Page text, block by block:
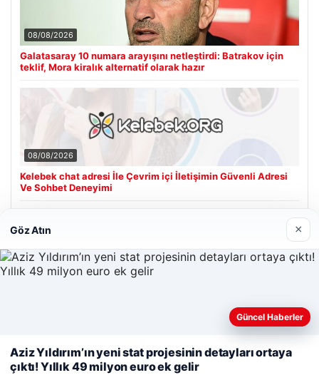
08/08/2026
Galatasaray 10 numara arayışını netleştirdi: Batrakov için
teklif, Mora kiralık alternatif olarak hazır
08/08/2026
Kelebek chat adresi İle Çevrim içi İletişimin Güvenli Adresi
Ve Sohbet Deneyimi
Cengiz Sigorta
Web sitemizi nasıl kullandığınızı daha iyi anlayabilmek,
kullanıyoruz.
Çerez Politikamız
Reddet Kabul Et
Göz Atın ×
Güncel Haberler
Aziz Yıldırım’ın yeni stat projesinin detayları ortaya
çıktı! Yıllık 49 milyon euro ek gelir